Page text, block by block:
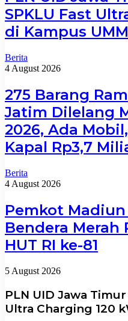
SPKLU Fast
di Kampus UMM
Berita
4 August 2026
275 Barang
Jatim Dilelang
2026, Ada
Kapal Rp3,7
Berita
4 August 2026
Pemkot
Bendera
HUT RI ke-81
5 August 2026
PLN UID Jawa
Ultra Charging 120